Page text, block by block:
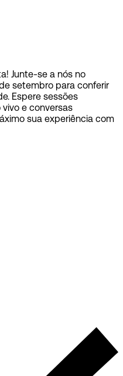
Junte-se a nós no
setembro para conferir
Espere sessões
e conversas
sua experiência com